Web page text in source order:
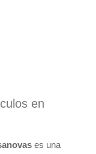
en
es una